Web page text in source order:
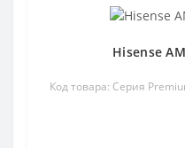
Hisense
Код товара: Серия